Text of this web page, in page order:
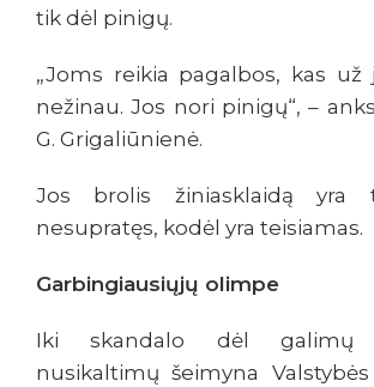
tik dėl pinigų.
„Joms reikia pagalbos, kas už
nežinau. Jos nori pinigų“, –
G. Grigaliūnienė.
Jos brolis žiniasklaidą yra
nesupratęs, kodėl yra teisiamas.
Garbingiausiųjų olimpe
Iki skandalo dėl galimų
nusikaltimų šeimyna